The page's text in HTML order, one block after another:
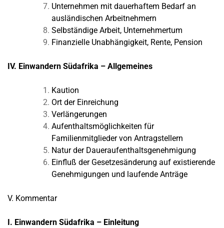
Unternehmen mit dauerhaftem Bedarf an
ausländischen Arbeitnehmern
Selbständige Arbeit, Unternehmertum
Finanzielle Unabhängigkeit, Rente, Pension
IV. Einwandern Südafrika – Allgemeines
Kaution
Ort der Einreichung
Verlängerungen
Aufenthaltsmöglichkeiten für
Familienmitglieder von Antragstellern
Natur der Daueraufenthaltsgenehmigung
Einfluß der Gesetzesänderung auf existierende
Genehmigungen und laufende Anträge
V. Kommentar
I. Einwandern Südafrika – Einleitung